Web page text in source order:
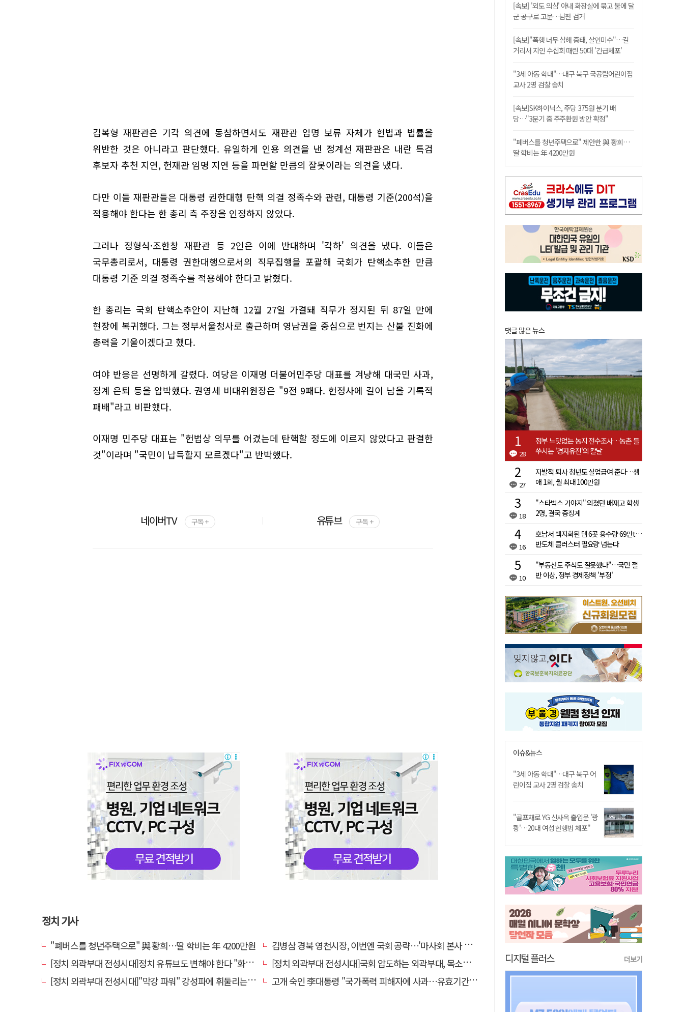
김복형 재판관은 기각 의견에 동참하면서도 재판관 임명 보류 자체가 헌법과 법률을
위반한 것은 아니라고 판단했다. 유일하게 인용 의견을 낸 정계선 재판관은 내란 특검
후보자 추천 지연, 헌재관 임명 지연 등을 파면할 만큼의 잘못이라는 의견을 냈다.
다만 이들 재판관들은 대통령 권한대행 탄핵 의결 정족수와 관련, 대통령 기준(200석)을
적용해야 한다는 한 총리 측 주장을 인정하지 않았다.
그러나 정형식·조한창 재판관 등 2인은 이에 반대하며 '각하' 의견을 냈다. 이들은
국무총리로서, 대통령 권한대행으로서의 직무집행을 포괄해 국회가 탄핵소추한 만큼
대통령 기준 의결 정족수를 적용해야 한다고 밝혔다.
한 총리는 국회 탄핵소추안이 지난해 12월 27일 가결돼 직무가 정지된 뒤 87일 만에
현장에 복귀했다. 그는 정부서울청사로 출근하며 영남권을 중심으로 번지는 산불 진화에
총력을 기울이겠다고 했다.
여야 반응은 선명하게 갈렸다. 여당은 이재명 더불어민주당 대표를 겨냥해 대국민 사과,
정계 은퇴 등을 압박했다. 권영세 비대위원장은 "9전 9패다. 헌정사에 길이 남을 기록적
패배"라고 비판했다.
이재명 민주당 대표는 "헌법상 의무를 어겼는데 탄핵할 정도에 이르지 않았다고 판결한
것"이라며 "국민이 납득할지 모르겠다"고 반박했다.
네이버TV 구독 + 유튜브 구독 +
정치 기사
"폐버스를 청년주택으로" 與 황희…딸 학비는 年 4200만원
김병삼 경북 영천시장, 이번엔 국회 공략…'마사회 본사 이전·광역교통망 확충' 요청
[정치 외곽부대 전성시대]정치 유튜브도 변해야 한다 "화합과 존중"
[정치 외곽부대 전성시대]국회 압도하는 외곽부대, 목소리 왜 커지나?
[정치 외곽부대 전성시대]"막강 파워" 강성파에 휘둘리는 여야 …"이슈 메이킹" 커지는 변방의 북소리
고개 숙인 李대통령 "국가폭력 피해자에 사과…유효기간 없는 책임"
[속보] '외도 의심' 아내 화장실에 묶고 불에 달
군 공구로 고문…남편 검거
[속보]"폭행 너무 심해 중태, 살인미수"…길
거리서 지인 수십회 때린 50대 '긴급체포'
"3세 아동 학대"…대구 북구 국공립어린이집
교사 2명 검찰 송치
[속보]SK하이닉스, 주당 375원 분기 배
당…"3분기 중 주주환원 방안 확정"
"폐버스를 청년주택으로" 제안한 與 황희…
딸 학비는 年 4200만원
댓글 많은 뉴스
28
정부 느닷없는 농지 전수조사…농촌 들
쑤시는 '경자유전'의 칼날
27
자발적 퇴사 청년도 실업급여 준다…생
애 1회, 월 최대 100만원
18
"스타벅스 가야지" 외쳤던 배재고 학생
2명, 결국 중징계
16
호남서 백지화된 댐 6곳 용수량 69만t…
반도체 클러스터 필요량 넘는다
10
"부동산도 주식도 잘못했다"…국민 절
반 이상, 정부 경제정책 '부정'
이슈&뉴스
"3세 아동 학대"…대구 북구 어
린이집 교사 2명 검찰 송치
"골프채로 YG 신사옥 출입문 '쾅
쾅'…20대 여성 현행범 체포"
디지털 플러스 더보기